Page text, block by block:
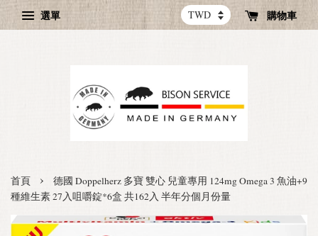
選單 購物車
首頁 ›
德國 Doppelherz 多寶 雙心 兒童專用 124mg Omega 3 魚油+9
種維生素 27入咀嚼錠*6盒 共162入 半年分個月份量